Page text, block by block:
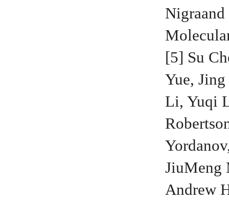
Nigra
[5] Su
Yue,
Li, Yuqi
JiuMeng
Andrew